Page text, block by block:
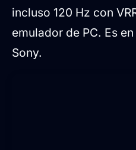
incluso 120 Hz con
emulador de PC. Es
Sony.